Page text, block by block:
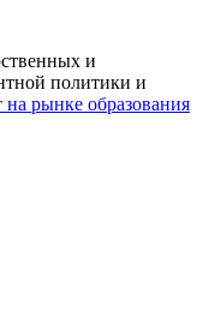
и
политики и
на рынке образования